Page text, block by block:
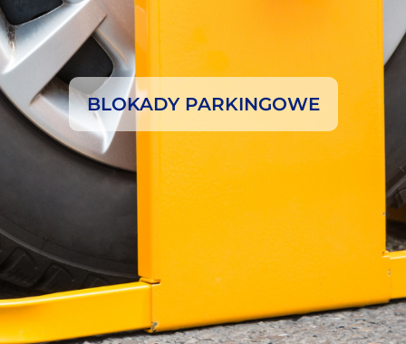
BLOKADY PARKINGOWE